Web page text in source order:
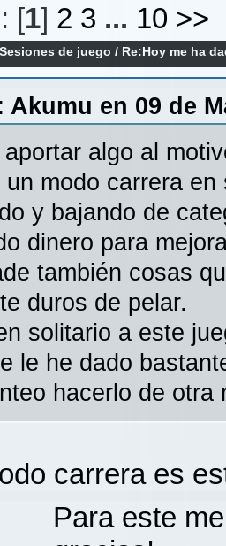
[1] 2 3 ... 10 >>
Sesiones de juego / Re:Hoy me ha
Akumu en 09 de
algo al
un modo carrera
y bajando de
dinero para
también cosas
duros de pelar.
solitario a este
le he dado
hacerlo de otra
carrera es
Para este